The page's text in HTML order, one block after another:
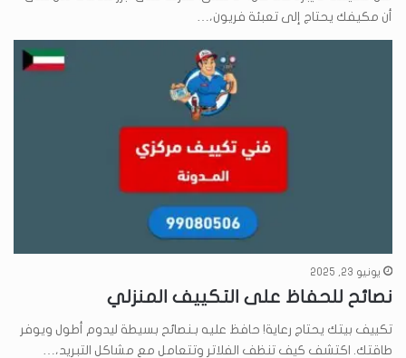
أن مكيفك يحتاج إلى تعبئة فريون،…
يونيو 23, 2025
نصائح للحفاظ على التكييف المنزلي
تكييف بيتك يحتاج رعاية! حافظ عليه بـنصائح بسيطة ليدوم أطول ويوفر
طاقتك. اكتشف كيف تنظف الفلاتر وتتعامل مع مشاكل التبريد،…